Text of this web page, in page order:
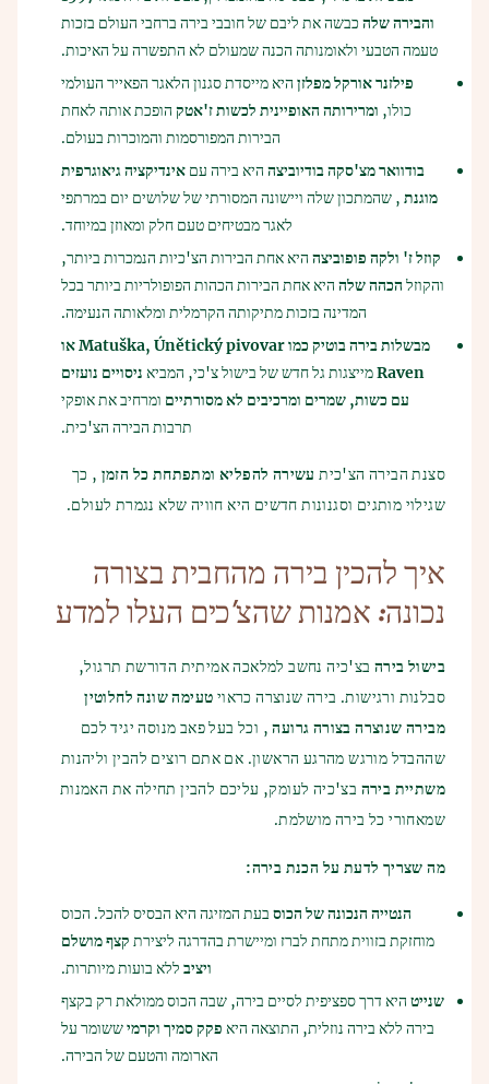
והבירה שלה כבשה את ליבם של חובבי בירה ברחבי העולם בזכות
טעמה הטבעי ולאומנותה הכנה שמעולם לא התפשרה על האיכות.
פילזנר אורקל מפלזן היא מייסדת סגנון הלאגר הפאייר העולמי
כולו, ומרירותה האופיינית לכשות ז'אטק הופכת אותה לאחת
הבירות המפורסמות והמוכרות בעולם.
בודוואר מצ'סקה בודיוביצה היא בירה עם אינדיקציה גיאוגרפית
מוגנת , שהמתכון שלה ויישונה המסורתי של שלושים יום במרתפי
לאגר מבטיחים טעם חלק ומאוזן במיוחד.
קוזל ז' ולקה פופוביצה היא אחת הבירות הצ'כיות הנמכרות ביותר,
והקוזל הכהה שלה היא אחת הבירות הכהות הפופולריות ביותר בכל
המדינה בזכות מתיקותה הקרמלית ומלאותה הנעימה.
מבשלות בירה בוטיק כמו Matuška, Únětický pivovar או
Ravenמייצגות גל חדש של בישול צ'כי, המביא ניסויים נועזים
עם כשות, שמרים ומרכיבים לא מסורתיים ומרחיב את אופקי
תרבות הבירה הצ'כית.
סצנת הבירה הצ'כית עשירה להפליא ומתפתחת כל הזמן , כך
שגילוי מותגים וסגנונות חדשים היא חוויה שלא נגמרת לעולם.
איך להכין בירה מהחבית בצורה
נכונה: אמנות שהצ'כים העלו למדע
בישול בירה בצ'כיה נחשב למלאכה אמיתית הדורשת תרגול,
סבלנות ורגישות. בירה שנוצרה כראוי טעימה שונה לחלוטין
מבירה שנוצרה בצורה גרועה , וכל בעל פאב מנוסה יגיד לכם
שההבדל מורגש מהרגע הראשון. אם אתם רוצים להבין וליהנות
משתיית בירה בצ'כיה לעומק, עליכם להבין תחילה את האמנות
שמאחורי כל בירה מושלמת.
מה שצריך לדעת על הכנת בירה:
הנטייה הנכונה של הכוס בעת המזיגה היא הבסיס להכל. הכוס
מוחזקת בזווית מתחת לברז ומיישרת בהדרגה ליצירת קצף מושלם
ויציב ללא בועות מיותרות.
שנייט היא דרך ספציפית לסיים בירה, שבה הכוס ממולאת רק בקצף
בירה ללא בירה נוזלית, התוצאה היא פקק סמיך וקרמיששומר על
הארומה והטעם של הבירה.